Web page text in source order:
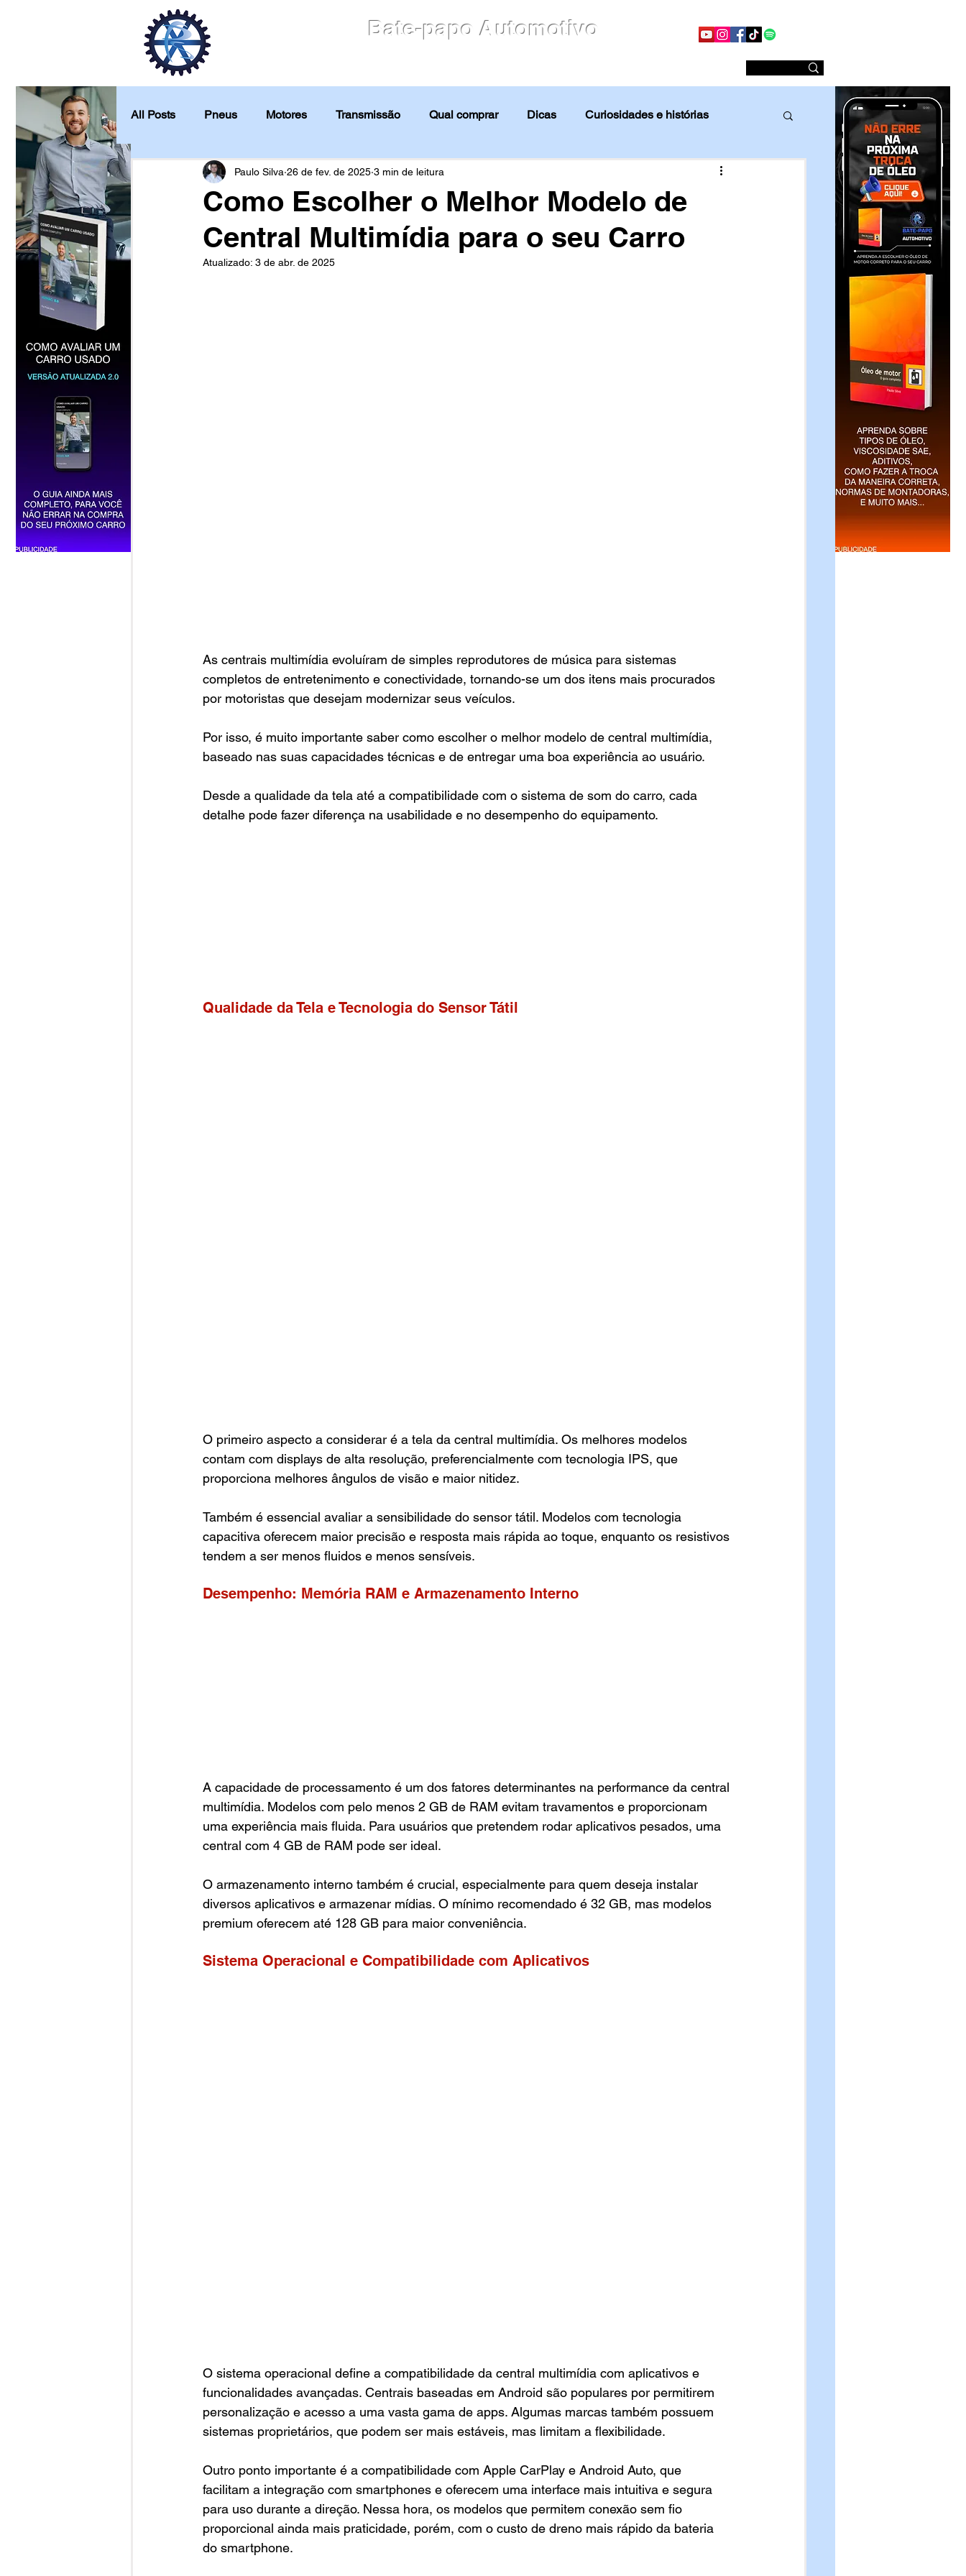
Bate-papo Automotivo
All Posts Pneus Motores Transmissão Qual comprar Dicas Curiosidades e histórias
Quanto custa para manter Avaliação Notícias Comparativo
Análise de produtos
Como Escolher o Melhor Modelo de
Central Multimídia para o seu Carro
Paulo Silva 26 de fev. de 2025 3 min de leitura
Atualizado: 3 de abr. de 2025
As centrais multimídia evoluíram de simples reprodutores de música para sistemas
completos de entretenimento e conectividade, tornando-se um dos itens mais procurados
por motoristas que desejam modernizar seus veículos.
Por isso, é muito importante saber como escolher o melhor modelo de central multimídia,
baseado nas suas capacidades técnicas e de entregar uma boa experiência ao usuário.
Desde a qualidade da tela até a compatibilidade com o sistema de som do carro, cada
detalhe pode fazer diferença na usabilidade e no desempenho do equipamento.
Qualidade da Tela e Tecnologia do Sensor Tátil
O primeiro aspecto a considerar é a tela da central multimídia. Os melhores modelos
contam com displays de alta resolução, preferencialmente com tecnologia IPS, que
proporciona melhores ângulos de visão e maior nitidez.
Também é essencial avaliar a sensibilidade do sensor tátil. Modelos com tecnologia
capacitiva oferecem maior precisão e resposta mais rápida ao toque, enquanto os resistivos
tendem a ser menos fluidos e menos sensíveis.
Desempenho: Memória RAM e Armazenamento Interno
A capacidade de processamento é um dos fatores determinantes na performance da central
multimídia. Modelos com pelo menos 2 GB de RAM evitam travamentos e proporcionam
uma experiência mais fluida. Para usuários que pretendem rodar aplicativos pesados, uma
central com 4 GB de RAM pode ser ideal.
O armazenamento interno também é crucial, especialmente para quem deseja instalar
diversos aplicativos e armazenar mídias. O mínimo recomendado é 32 GB, mas modelos
premium oferecem até 128 GB para maior conveniência.
Sistema Operacional e Compatibilidade com Aplicativos
O sistema operacional define a compatibilidade da central multimídia com aplicativos e
funcionalidades avançadas. Centrais baseadas em Android são populares por permitirem
personalização e acesso a uma vasta gama de apps. Algumas marcas também possuem
sistemas proprietários, que podem ser mais estáveis, mas limitam a flexibilidade.
Outro ponto importante é a compatibilidade com Apple CarPlay e Android Auto, que
facilitam a integração com smartphones e oferecem uma interface mais intuitiva e segura
para uso durante a direção. Nessa hora, os modelos que permitem conexão sem fio
proporcional ainda mais praticidade, porém, com o custo de dreno mais rápido da bateria
do smartphone.